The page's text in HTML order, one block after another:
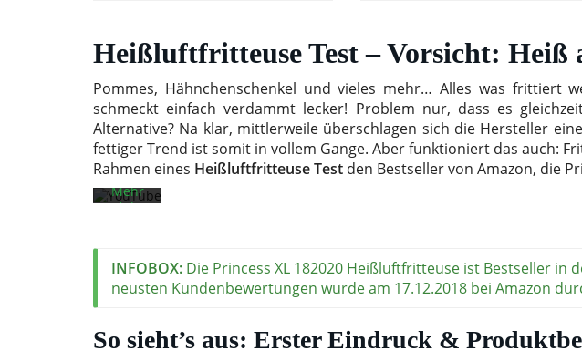
Heißluftfritteuse Test – Vorsicht: Heiß
Pommes, Hähnchenschenkel und vieles mehr… Alles was frittiert
schmeckt einfach verdammt lecker! Problem nur, dass es
Alternative? Na klar, mittlerweile überschlagen sich die Hersteller
fettiger Trend ist somit in vollem Gange. Aber funktioniert das auch:
Rahmen eines Heißluftfritteuse Test den Bestseller von Amazon, die
dem
Laden
des
Videos
akzeptieren
Sie die
Datenschutzerklärung
von
YouTube.
Mehr
erfahren
entsperren
INFOBOX: Die Princess XL 182020 Heißluftfritteuse ist Bestseller in
neusten Kundenbewertungen wurde am 17.12.2018 bei Amazon
So sieht’s aus: Erster Eindruck &